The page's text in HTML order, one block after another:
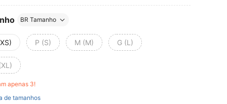
BR Tamanho
P (S) M (M) G (L)
apenas 3!
de tamanhos